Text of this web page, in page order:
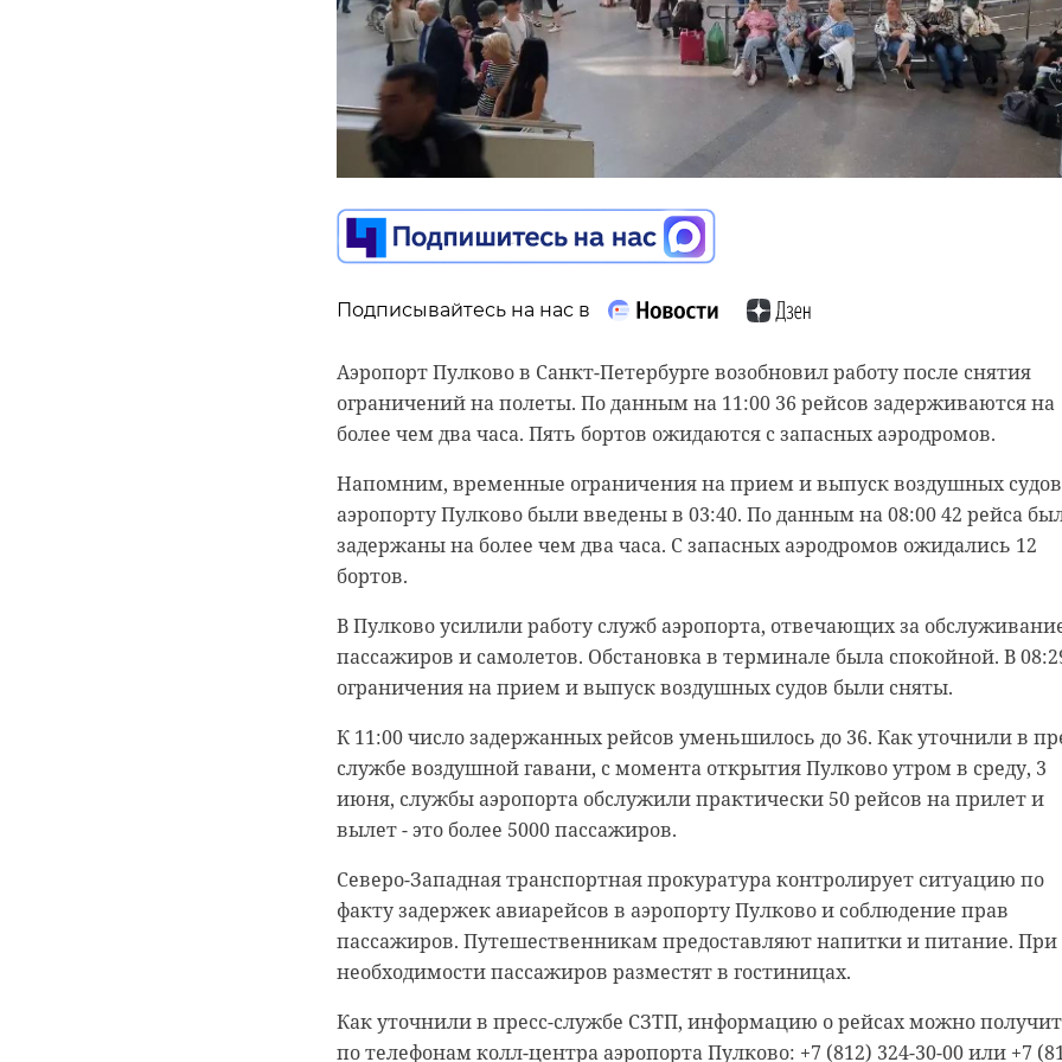
Подписывайтесь на нас в
Аэропорт Пулково в Санкт-Петербурге возобновил работу после снятия
ограничений на полеты. По данным на 11:00 36 рейсов задерживаются на
более чем два часа. Пять бортов ожидаются с запасных аэродромов.
Напомним, временные ограничения на прием и выпуск воздушных
аэропорту Пулково были введены в 03:40. По данным на 08:00 42 рейса
задержаны на более чем два часа. С запасных аэродромов ожидались 12
бортов.
В Пулково усилили работу служб аэропорта, отвечающих за
пассажиров и самолетов. Обстановка в терминале была спокойной. В
ограничения на прием и выпуск воздушных судов были сняты.
К 11:00 число задержанных рейсов уменьшилось до 36. Как уточнили в
службе воздушной гавани, с момента открытия Пулково утром в среду, 3
июня, службы аэропорта обслужили практически 50 рейсов на прилет и
вылет - это более 5000 пассажиров.
Северо-Западная транспортная прокуратура контролирует ситуацию по
факту задержек авиарейсов в аэропорту Пулково и соблюдение прав
пассажиров. Путешественникам предоставляют напитки и питание. При
необходимости пассажиров разместят в гостиницах.
Как уточнили в пресс-службе СЗТП, информацию о рейсах можно
по телефонам колл-центра аэропорта Пулково: +7 (812) 324-30-00 или +7
Во Всеволожской детской больнице прошел круглый стол, посвященный
репродуктивному здоровью подростков. На встрече врачи, общественные
деятели и представители власти обсудили, как сохранить здоровье
родителей и почему этой теме важно уделять внимание уже в школьном
возрасте.
Уполномоченный по правам ребенка в Ленинградской области Татьяна
Толстова отметила, что женщины все чаще становятся мамами в более
позднем возрасте, поэтому важно заранее заботиться о здоровье девочек.
Депутат Госдумы Светлана Журова обратила внимание на состояние юных
спортсменок. По ее словам, серьезные физические нагрузки в детстве
сказаться на репродуктивном здоровье в будущем.
Народная программа партии «Единая Россия» делает упор
на здоровье каждого, а особенно детей. На своем
выступлении я заострила внимание на репродуктивном
здоровье юных спортсменок. Порой за медалями и
большим спортом мы не замечаем, как колоссальные
физические нагрузки в юном возрасте могут повлиять на
На Петербургском международном экономическом форуме 2026 года
Ленинградская область представила свой стенд под названием "Маяк". 47
регион сделал ставку не на эффектные декорации, а на идею развития и
четкого движения вперед. По замыслу организаторов, маяк
понятный курс и открытость для тех, кто хочет жить, работать и развивать
бизнес в Ленобласти.
Экспозицию разделили на две части. Зона "Живи" оформлена в стиле
северного пейзажа и показывает сочетание природы и современного
комфорта. Вторая часть — "Работай" — стала площадкой для деловых
писал 47 канал.
Маяк Ленинградской области